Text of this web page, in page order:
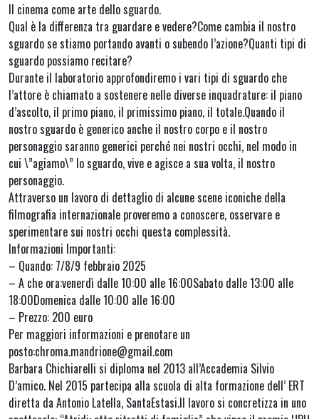
Il cinema come arte dello sguardo.
Qual è la differenza tra guardare e vedere?Come cambia il nostro
sguardo se stiamo portando avanti o subendo l’azione?Quanti tipi di
sguardo possiamo recitare?
Durante il laboratorio approfondiremo i vari tipi di sguardo che
l’attore è chiamato a sostenere nelle diverse inquadrature: il piano
d’ascolto, il primo piano, il primissimo piano, il totale.Quando il
nostro sguardo è generico anche il nostro corpo e il nostro
personaggio saranno generici perché nei nostri occhi, nel modo in
cui \”agiamo\” lo sguardo, vive e agisce a sua volta, il nostro
personaggio.
Attraverso un lavoro di dettaglio di alcune scene iconiche della
filmografia internazionale proveremo a conoscere, osservare e
sperimentare sui nostri occhi questa complessità.
Informazioni Importanti:
– Quando: 7/8/9 febbraio 2025
– A che ora:venerdì dalle 10:00 alle 16:00Sabato dalle 13:00 alle
18:00Domenica dalle 10:00 alle 16:00
– Prezzo: 200 euro
Per maggiori informazioni e prenotare un
posto:chroma.mandrione@gmail.com
Barbara Chichiarelli si diploma nel 2013 all’Accademia Silvio
D’amico. Nel 2015 partecipa alla scuola di alta formazione dell’ ERT
diretta da Antonio Latella, SantaEstasi.Il lavoro si concretizza in uno